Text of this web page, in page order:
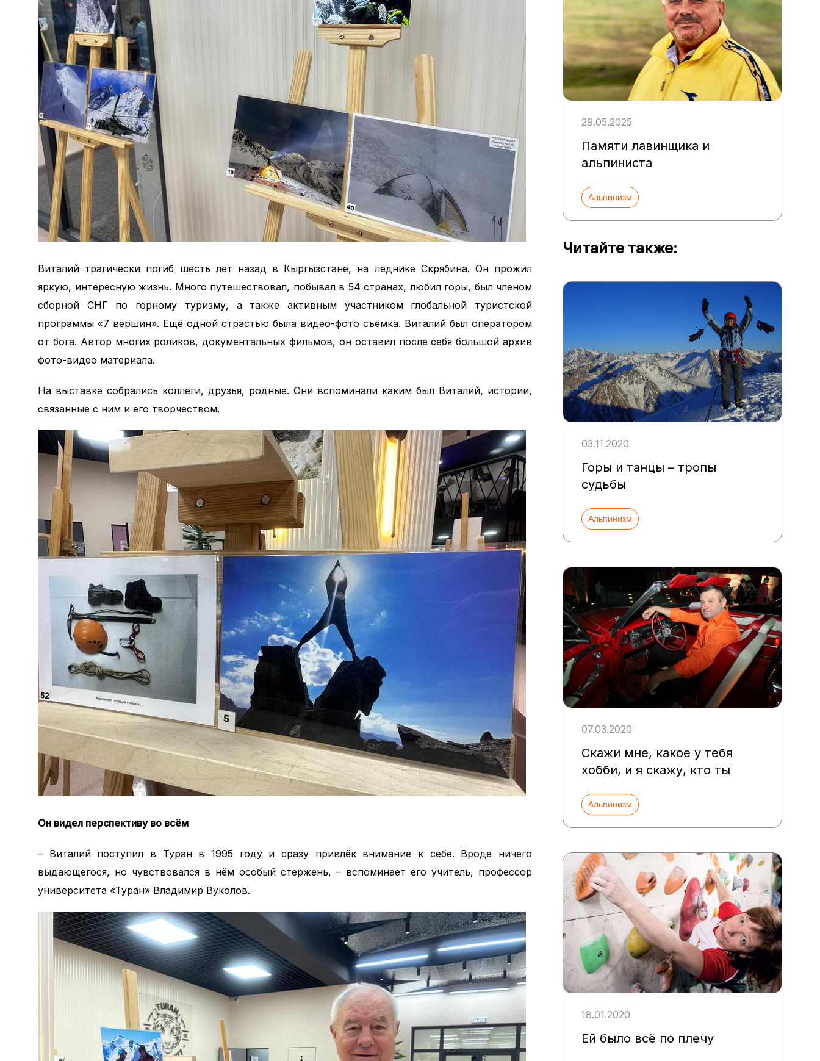
Виталий трагически погиб шесть лет назад в Кыргызстане, на леднике Скрябина. Он прожил
яркую, интересную жизнь. Много путешествовал, побывал в 54 странах, любил горы, был членом
сборной СНГ по горному туризму, а также активным участником глобальной туристской
программы «7 вершин». Ещё одной страстью была видео-фото съёмка. Виталий был оператором
от бога. Автор многих роликов, документальных фильмов, он оставил после себя большой архив
фото-видео материала.
На выставке собрались коллеги, друзья, родные. Они вспоминали каким был Виталий, истории,
связанные с ним и его творчеством.
Он видел перспективу во всём
– Виталий поступил в Туран в 1995 году и сразу привлёк внимание к себе. Вроде ничего
выдающегося, но чувствовался в нём особый стержень, – вспоминает его учитель, профессор
университета «Туран» Владимир Вуколов.
29.05.2025
Памяти лавинщика и
альпиниста
Альпинизм
Читайте также:
03.11.2020
Горы и танцы – тропы
судьбы
Альпинизм
07.03.2020
Скажи мне, какое у тебя
хобби, и я скажу, кто ты
Альпинизм
18.01.2020
Ей было всё по плечу